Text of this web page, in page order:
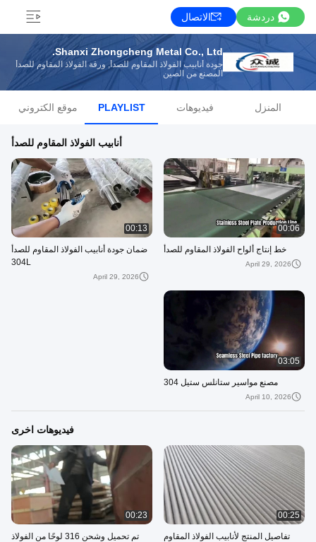
دردشة الاتصال
Shanxi Zhongcheng Metal Co., Ltd.
جودة أنابيب الفولاذ المقاوم للصدأ, ورقة الفولاذ المقاوم للصدأ
المصنع من الصين
المنزل فيديوهات PLAYLIST موقع الكتروني
أنابيب الفولاذ المقاوم للصدأ
00:06
خط إنتاج ألواح الفولاذ المقاوم للصدأ
April 29, 2026
00:13
ضمان جودة أنابيب الفولاذ المقاوم للصدأ
304L
April 29, 2026
03:05
مصنع مواسير ستانلس ستيل 304
April 10, 2026
فيديوهات اخرى
00:25
تفاصيل المنتج لأنابيب الفولاذ المقاوم
00:23
تم تحميل وشحن 316 لوحًا من الفولاذ